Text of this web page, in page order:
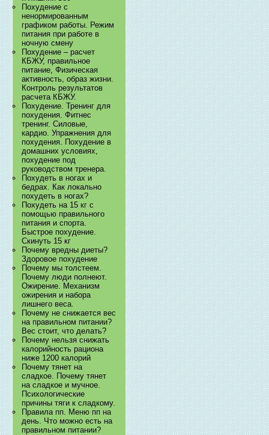
Похудение с
ненормированным
графиком работы. Режим
питания при работе в
ночную смену
Похудение – расчет
КБЖУ, правильное
питание, Физическая
активность, образ жизни.
Контроль результатов
расчета КБЖУ.
Похудение. Тренинг для
похудения. Фитнес
тренинг. Силовые,
кардио. Упражнения для
похудения. Похудение в
домашних условиях,
похудение под
руководством тренера.
Похудеть в ногах и
бедрах. Как локально
похудеть в ногах?
Похудеть на 15 кг с
помощью правильного
питания и спорта.
Быстрое похудение.
Скинуть 15 кг
Почему вредны диеты?
Здоровое похудение
Почему мы толстеем.
Почему люди полнеют.
Ожирение. Механизм
ожирения и набора
лишнего веса.
Почему не снижается вес
на правильном питании?
Вес стоит, что делать?
Почему нельзя снижать
калорийность рациона
ниже 1200 калорий
Почему тянет на
сладкое. Почему тянет
на сладкое и мучное.
Психологические
причины тяги к сладкому.
Правила пп. Меню пп на
день. Что можно есть на
правильном питании?